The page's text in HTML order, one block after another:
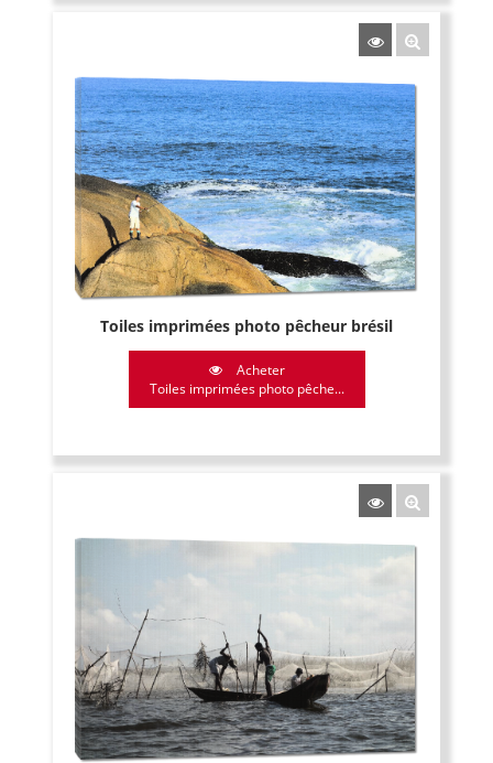
Toiles imprimées photo pêcheur brésil
Acheter
Toiles imprimées photo pêche...